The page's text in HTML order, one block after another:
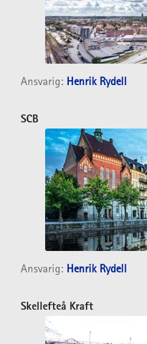
Ansvarig: Henrik Rydell
SCB
Ansvarig: Henrik Rydell
Skellefteå Kraft